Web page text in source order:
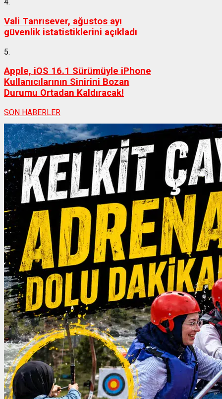
Vali Tanrısever, ağustos ayı
güvenlik istatistiklerini açıkladı
5.
Apple, iOS 16.1 Sürümüyle iPhone
Kullanıcılarının Sinirini Bozan
Durumu Ortadan Kaldıracak!
SON HABERLER